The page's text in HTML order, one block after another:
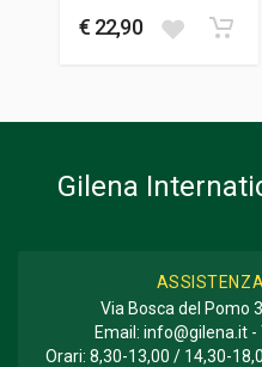
ITALIANE MAI
PROGETTATE
€ 22,90
Gilena
ASSISTENZA
Via Bosca del Pomo
Email: info@gilena.it-
Orari: 8,30-13,00 / 14,30-